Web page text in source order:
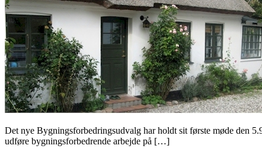
Det nye Bygningsforbedringsudvalg har holdt sit første møde den
udføre bygningsforbedrende arbejde på […]